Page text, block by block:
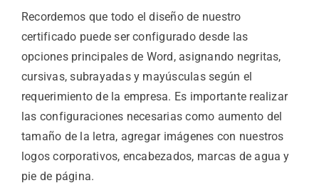
Recordemos que todo el diseño de nuestro
certificado puede ser configurado desde las
opciones principales de Word, asignando negritas,
cursivas, subrayadas y mayúsculas según el
requerimiento de la empresa. Es importante realizar
las configuraciones necesarias como aumento del
tamaño de la letra, agregar imágenes con nuestros
logos corporativos, encabezados, marcas de agua y
pie de página.